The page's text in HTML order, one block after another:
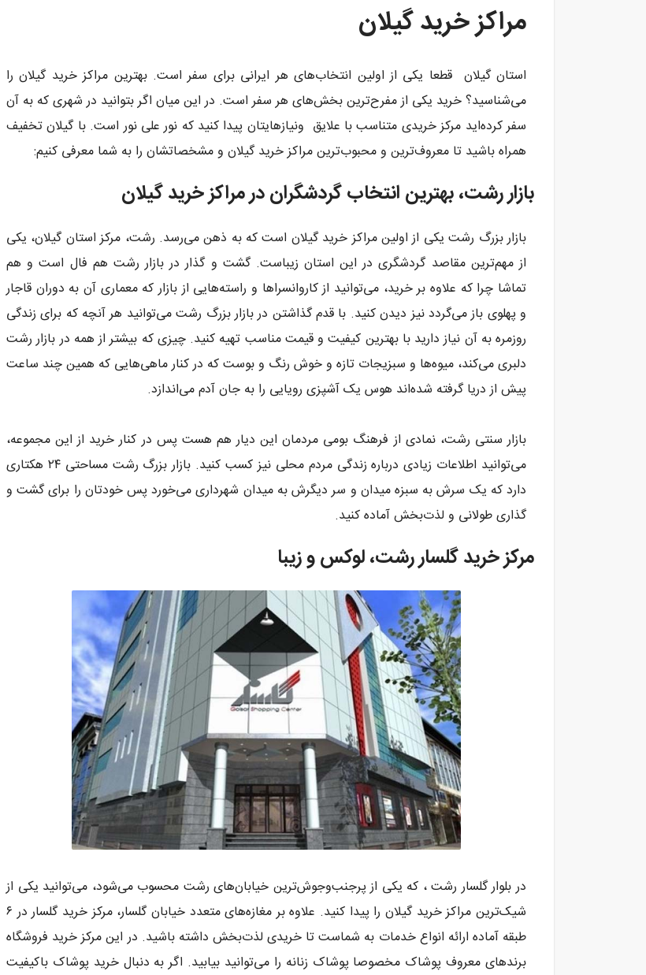
مراکز خرید گیلان
استان گیلان قطعا یکی از اولین انتخاب‌های هر ایرانی برای سفر است. بهترین مراکز خرید گیلان را
می‌شناسید؟ خرید یکی از مفرح‌ترین بخش‌های هر سفر است. در این میان اگر بتوانید در شهری که به آن
سفر کرده‌اید مرکز خریدی متناسب با علایق ونیازهایتان پیدا کنید که نور علی نور است. با گیلان تخفیف
همراه باشید تا معروف‌ترین و محبوب‌ترین مراکز خرید گیلان و مشخصاتشان را به شما معرفی کنیم:
بازار رشت، بهترین انتخاب گردشگران در مراکز خرید گیلان
بازار بزرگ رشت یکی از اولین مراکز خرید گیلان است که به ذهن می‌رسد. رشت، مرکز استان گیلان، یکی
از مهم‌ترین مقاصد گردشگری در این استان زیباست. گشت و گذار در بازار رشت هم فال است و هم
تماشا چرا که علاوه بر خرید، می‌توانید از کاروانسراها و راسته‌هایی از بازار که معماری آن به دوران قاجار
و پهلوی باز می‌گردد نیز دیدن کنید. با قدم گذاشتن در بازار بزرگ رشت می‌توانید هر آنچه که برای زندگی
روزمره به آن نیاز دارید با بهترین کیفیت و قیمت مناسب تهیه کنید. چیزی که بیشتر از همه در بازار رشت
دلبری می‌کند، میوه‌ها و سبزیجات تازه و خوش رنگ و بوست که در کنار ماهی‌هایی که همین چند ساعت
پیش از دریا گرفته شده‌اند هوس یک آشپزی رویایی را به جان آدم می‌اندازد.
بازار سنتی رشت، نمادی از فرهنگ بومی مردمان این دیار هم هست پس در کنار خرید از این مجموعه،
می‌توانید اطلاعات زیادی درباره زندگی مردم محلی نیز کسب کنید. بازار بزرگ رشت مساحتی ۲۴ هکتاری
دارد که یک سرش به سبزه میدان و سر دیگرش به میدان شهرداری می‌خورد پس خودتان را برای گشت و
گذاری طولانی و لذت‌بخش آماده کنید.
مرکز خرید گلسار رشت، لوکس و زیبا
در بلوار گلسار رشت ، که یکی از پرجنب‌وجوش‌ترین خیابان‌های رشت محسوب می‌شود، می‌توانید یکی از
شیک‌ترین مراکز خرید گیلان را پیدا کنید. علاوه بر مغازه‌های متعدد خیابان گلسار، مرکز خرید گلسار در ۶
طبقه آماده ارائه انواع خدمات به شماست تا خریدی لذت‌بخش داشته باشید. در این مرکز خرید فروشگاه
برندهای معروف پوشاک مخصوصا پوشاک زنانه را می‌توانید بیابید. اگر به دنبال خرید پوشاک باکیفیت